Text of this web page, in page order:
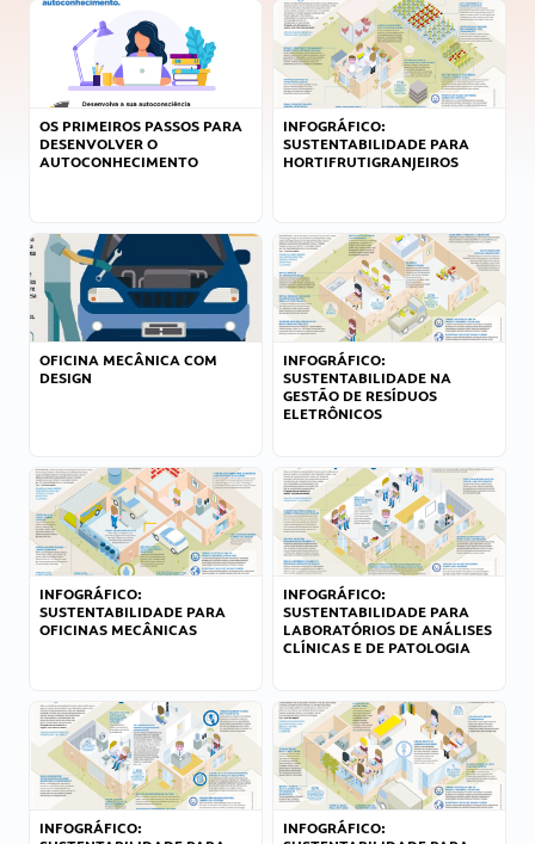
OS PRIMEIROS PASSOS PARA
DESENVOLVER O
AUTOCONHECIMENTO
INFOGRÁFICO:
SUSTENTABILIDADE PARA
HORTIFRUTIGRANJEIROS
OFICINA MECÂNICA COM
DESIGN
INFOGRÁFICO:
SUSTENTABILIDADE NA
GESTÃO DE RESÍDUOS
ELETRÔNICOS
INFOGRÁFICO:
SUSTENTABILIDADE PARA
OFICINAS MECÂNICAS
INFOGRÁFICO:
SUSTENTABILIDADE PARA
LABORATÓRIOS DE ANÁLISES
CLÍNICAS E DE PATOLOGIA
INFOGRÁFICO:
INFOGRÁFICO: